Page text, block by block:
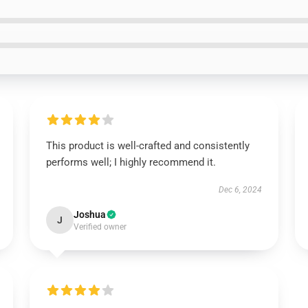
This product is well-crafted and consistently
performs well; I highly recommend it.
Dec 6, 2024
J Joshua
Verified owner